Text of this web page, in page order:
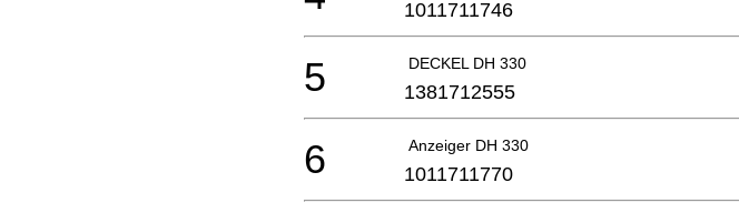
1011711746
DECKEL DH 330
5 1381712555
Anzeiger DH 330
6 1011711770